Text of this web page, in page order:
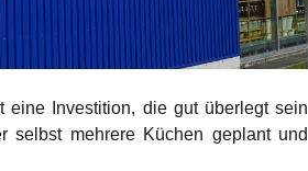
eine Investition, die gut überlegt sein
selbst mehrere Küchen geplant und